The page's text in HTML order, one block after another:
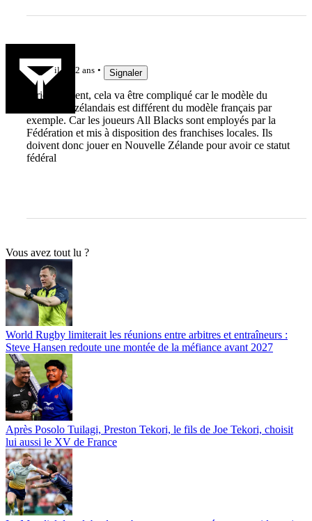
il y a 2 ans Signaler
Juridiquement, cela va être compliqué car le modèle du
rugby néo-zélandais est différent du modèle français par
exemple. Car les joueurs All Blacks sont employés par la
Fédération et mis à disposition des franchises locales. Ils
doivent donc jouer en Nouvelle Zélande pour avoir ce statut
fédéral
Vous avez tout lu ?
World Rugby limiterait les réunions entre arbitres et entraîneurs :
Steve Hansen redoute une montée de la méfiance avant 2027
Après Posolo Tuilagi, Preston Tekori, le fils de Joe Tekori, choisit
lui aussi le XV de France